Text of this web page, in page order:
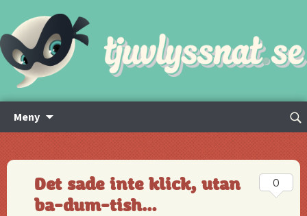
Meny
innehåll
Sök
Det sade inte klick, utan
ba-dum-tish…
0